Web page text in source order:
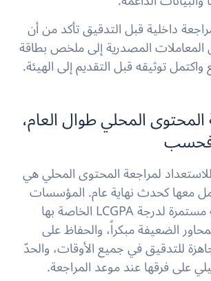
تأكد من أن
المعاملات المصدرية إلى ملخص بطاقة
واكتمل توثيقه قبل التقديم إلى الهيئة.
المحلي طوال العام،
فحسب
لمراجعة المحتوى المحلي هي
معها كحدث نهاية عام. المؤسسات
التي تحتفظ برؤية مستمرة لدرجة LCGPA الخاصة بها
الضعيفة مبكراً، والحفاظ على
للتدقيق في جميع الأوقات، والحدّ
على فرقها عند موعد المراجعة.